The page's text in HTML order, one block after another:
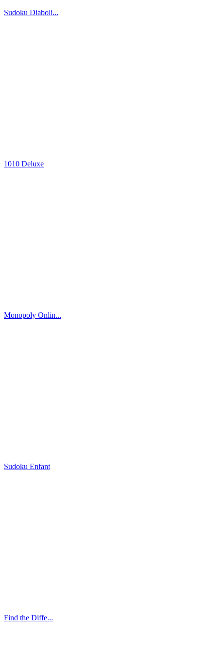
Sudoku Diaboli...
1010 Deluxe
Monopoly Onlin...
Sudoku Enfant
Find the Diffe...